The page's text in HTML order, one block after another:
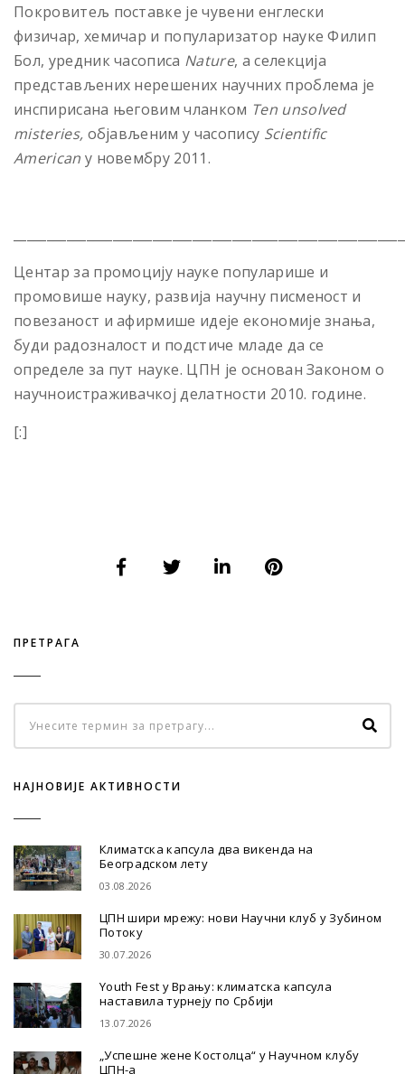
Покровитељ поставке је чувени енглески
физичар, хемичар и популаризатор науке Филип
Бол, уредник часописа Nature, а селекција
представљених нерешених научних проблема је
инспирисана његовим чланком Ten unsolved
misteries, објављеним у часопису Scientific
American у новембру 2011.
Центар за промоцију науке популарише и
промовише науку, развија научну писменост и
повезаност и афирмише идеје економије знања,
буди радозналост и подстиче младе да се
определе за пут науке. ЦПН је основан Законом о
научноистраживачкој делатности 2010. године.
[:]
ПРЕТРАГА
НАЈНОВИЈЕ АКТИВНОСТИ
Климатска капсула два викенда на
Београдском лету
03.08.2026
ЦПН шири мрежу: нови Научни клуб у Зубином
Потоку
30.07.2026
Youth Fest у Врању: климатска капсула
наставила турнеју по Србији
13.07.2026
„Успешне жене Костолца“ у Научном клубу
ЦПН-а